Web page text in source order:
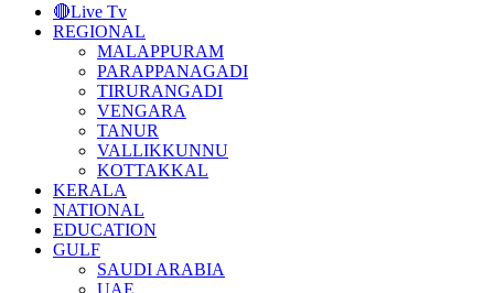
🔴Live Tv
REGIONAL
MALAPPURAM
PARAPPANAGADI
TIRURANGADI
VENGARA
TANUR
VALLIKKUNNU
KOTTAKKAL
KERALA
NATIONAL
EDUCATION
GULF
SAUDI ARABIA
UAE